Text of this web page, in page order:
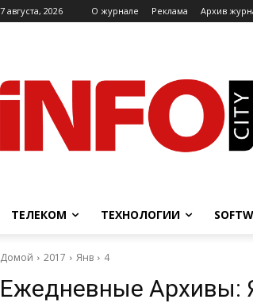
7 августа, 2026 O журнале Реклама Архив
ТЕЛЕКОМ ТЕХНОЛОГИИ
Домой 2017 Янв 4
Ежедневные Архивы: